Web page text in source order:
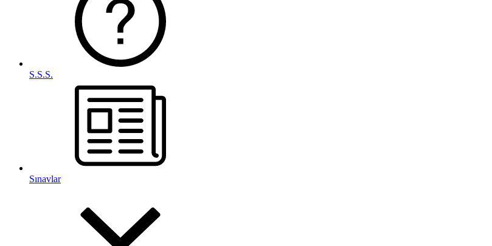
S.S.S.
Sınavlar